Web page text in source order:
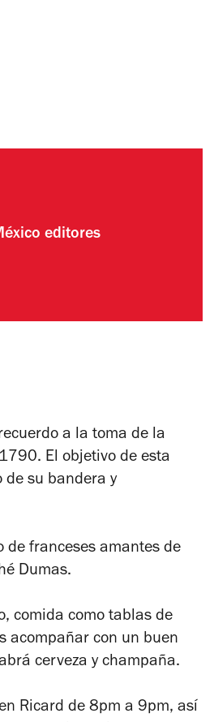
editores
a la toma de la
El objetivo de esta
de su bandera y
de franceses amantes de
Dumas.
comida como tablas de
acompañar con un buen
cerveza y champaña.
Ricard de 8pm a 9pm, así